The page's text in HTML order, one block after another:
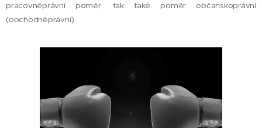
pracovněprávní poměr, tak také poměr občanskoprávní
(obchodněprávní).